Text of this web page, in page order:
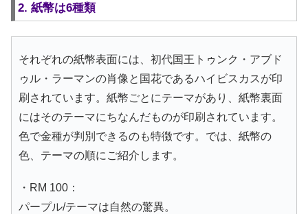
2. 紙幣は6種類
それぞれの紙幣表面には、初代国王トゥンク・アブド
ゥル・ラーマンの肖像と国花であるハイビスカスが印
刷されています。紙幣ごとにテーマがあり、紙幣裏面
にはそのテーマにちなんだものが印刷されています。
色で金種が判別できるのも特徴です。では、紙幣の
色、テーマの順にご紹介します。
・RM 100：
パープル/テーマは自然の驚異。